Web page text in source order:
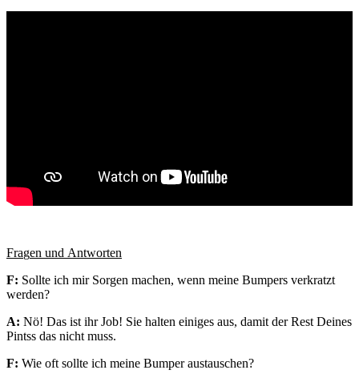
Fragen und Antworten
F: Sollte ich mir Sorgen machen, wenn meine Bumpers verkratzt
werden?
A: Nö! Das ist ihr Job! Sie halten einiges aus, damit der Rest Deines
Pintss das nicht muss.
F: Wie oft sollte ich meine Bumper austauschen?